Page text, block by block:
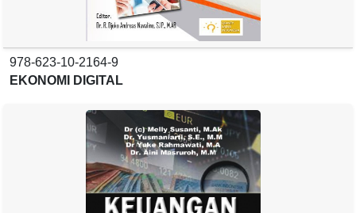
978-623-10-2164-9
EKONOMI DIGITAL